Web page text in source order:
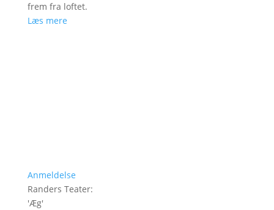
frem fra loftet.
Læs mere
Anmeldelse
Randers Teater:
'Æg'